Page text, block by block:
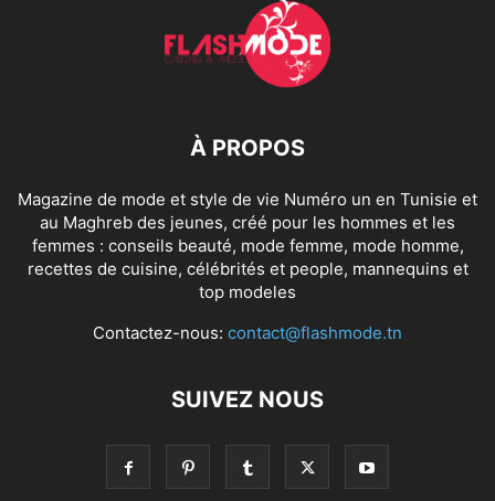
À PROPOS
Magazine de mode et style de vie Numéro un en Tunisie et
au Maghreb des jeunes, créé pour les hommes et les
femmes : conseils beauté, mode femme, mode homme,
recettes de cuisine, célébrités et people, mannequins et
top modeles
Contactez-nous: contact@flashmode.tn
SUIVEZ NOUS